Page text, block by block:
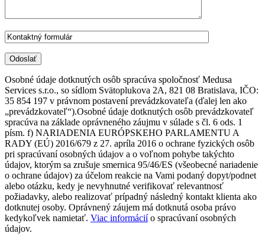
Osobné údaje dotknutých osôb spracúva spoločnosť Medusa
Services s.r.o., so sídlom Svätoplukova 2A, 821 08 Bratislava, IČO:
35 854 197 v právnom postavení prevádzkovateľa (ďalej len ako
„prevádzkovateľ“).Osobné údaje dotknutých osôb prevádzkovateľ
spracúva na základe oprávneného záujmu v súlade s čl. 6 ods. 1
písm. f) NARIADENIA EURÓPSKEHO PARLAMENTU A
RADY (EÚ) 2016/679 z 27. apríla 2016 o ochrane fyzických osôb
pri spracúvaní osobných údajov a o voľnom pohybe takýchto
údajov, ktorým sa zrušuje smernica 95/46/ES (všeobecné nariadenie
o ochrane údajov) za účelom reakcie na Vami podaný dopyt/podnet
alebo otázku, kedy je nevyhnutné verifikovať relevantnosť
požiadavky, alebo realizovať prípadný následný kontakt klienta ako
dotknutej osoby. Oprávnený záujem má dotknutá osoba právo
kedykoľvek namietať. Viac informáciío spracúvaní osobných
údajov.